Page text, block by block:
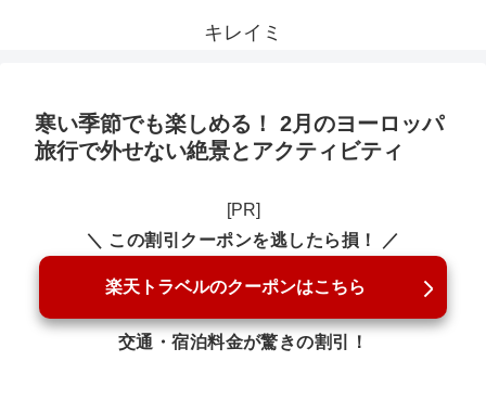
キレイミ
寒い季節でも楽しめる！ 2月のヨーロッパ
旅行で外せない絶景とアクティビティ
[PR]
＼ この割引クーポンを逃したら損！ ／
楽天トラベルのクーポンはこちら
交通・宿泊料金が驚きの割引！